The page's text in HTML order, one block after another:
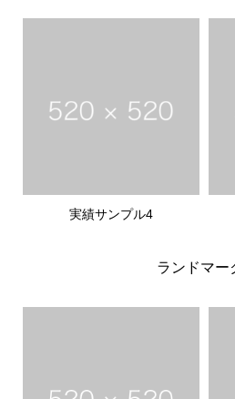
実績サンプル4
ランドマー